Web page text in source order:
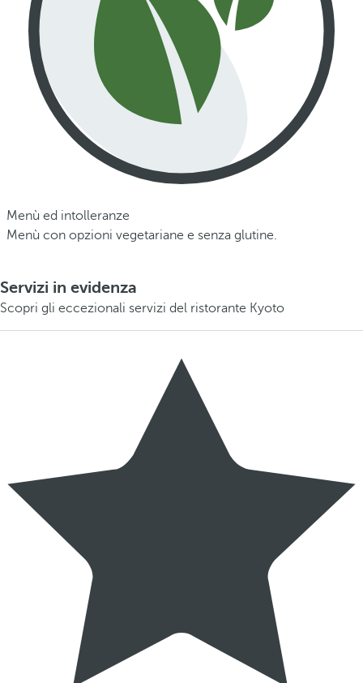
Menù ed intolleranze
Menù con opzioni vegetariane e senza glutine.
Servizi in evidenza
Scopri gli eccezionali servizi del ristorante Kyoto